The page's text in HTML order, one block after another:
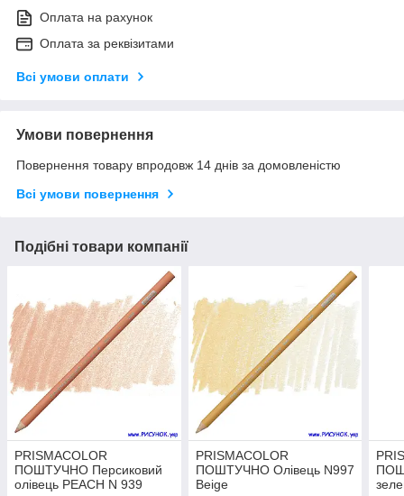
Оплата на рахунок
Оплата за реквізитами
Всі умови оплати
Умови повернення
Повернення товару впродовж 14 днів за домовленістю
Всі умови повернення
Подібні товари компанії
PRISMACOLOR
ПОШТУЧНО Персиковий
олівець PEACH N 939
PRISMACOLOR
ПОШТУЧНО Олівець N997
Beige